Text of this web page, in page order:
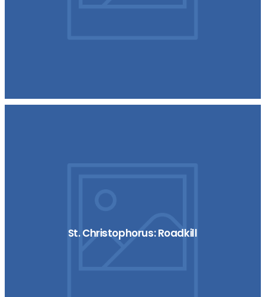
St. Christophorus: Roadkill